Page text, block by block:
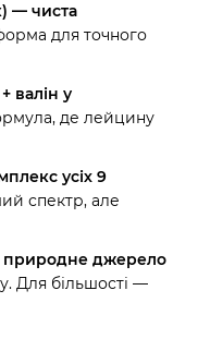
— чиста
для точного
валін у
де лейцину
усіх 9
спектр, але
природне джерело
Для більшості —